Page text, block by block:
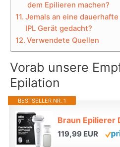
dem Epilieren machen?
Jemals an eine
IPL Gerät gedacht?
Verwendete Quellen
Vorab unsere
Epilation
BESTSELLER NR. 1
119,99 EUR